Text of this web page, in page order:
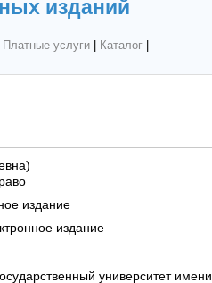
изданий
Платные услуги| Каталог|
издание
издание
университет имени